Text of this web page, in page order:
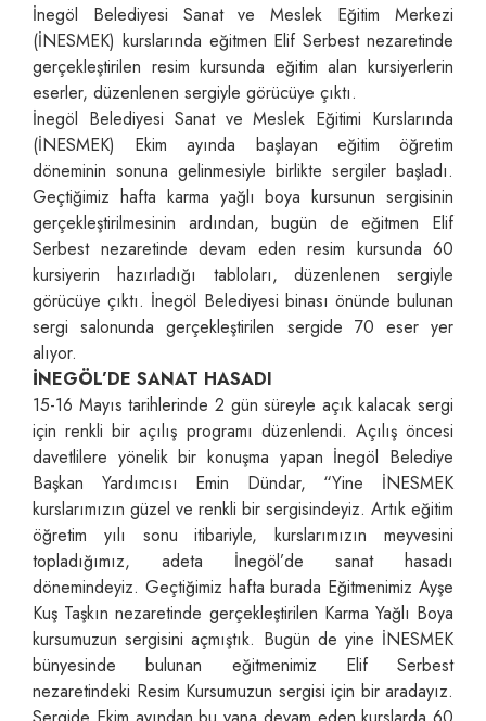
İnegöl Belediyesi Sanat ve Meslek Eğitim Merkezi
(İNESMEK) kurslarında eğitmen Elif Serbest nezaretinde
gerçekleştirilen resim kursunda eğitim alan kursiyerlerin
eserler, düzenlenen sergiyle görücüye çıktı.
İnegöl Belediyesi Sanat ve Meslek Eğitimi Kurslarında
(İNESMEK) Ekim ayında başlayan eğitim öğretim
döneminin sonuna gelinmesiyle birlikte sergiler başladı.
Geçtiğimiz hafta karma yağlı boya kursunun sergisinin
gerçekleştirilmesinin ardından, bugün de eğitmen Elif
Serbest nezaretinde devam eden resim kursunda 60
kursiyerin hazırladığı tabloları, düzenlenen sergiyle
görücüye çıktı. İnegöl Belediyesi binası önünde bulunan
sergi salonunda gerçekleştirilen sergide 70 eser yer
alıyor.
İNEGÖL’DE SANAT HASADI
15-16 Mayıs tarihlerinde 2 gün süreyle açık kalacak sergi
için renkli bir açılış programı düzenlendi. Açılış öncesi
davetlilere yönelik bir konuşma yapan İnegöl Belediye
Başkan Yardımcısı Emin Dündar, “Yine İNESMEK
kurslarımızın güzel ve renkli bir sergisindeyiz. Artık eğitim
öğretim yılı sonu itibariyle, kurslarımızın meyvesini
topladığımız, adeta İnegöl’de sanat hasadı
dönemindeyiz. Geçtiğimiz hafta burada Eğitmenimiz Ayşe
Kuş Taşkın nezaretinde gerçekleştirilen Karma Yağlı Boya
kursumuzun sergisini açmıştık. Bugün de yine İNESMEK
bünyesinde bulunan eğitmenimiz Elif Serbest
nezaretindeki Resim Kursumuzun sergisi için bir aradayız.